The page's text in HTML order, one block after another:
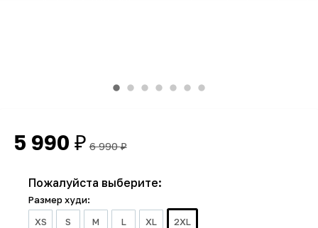
5 990 ₽ 6 990₽
Пожалуйста выберите:
Размер худи:
XS
S M L XL 2XL